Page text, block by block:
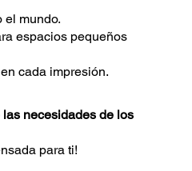
el mundo.
espacios pequeños
cada impresión.
necesidades de los
para ti!